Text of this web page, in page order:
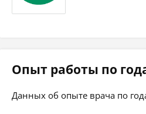
Опыт работы по
Данных об опыте врача по